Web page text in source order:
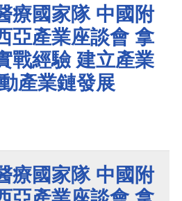
療國家隊 中國附
亞產業座談會 拿
戰經驗 建立產業
產業鏈發展
療國家隊 中國附